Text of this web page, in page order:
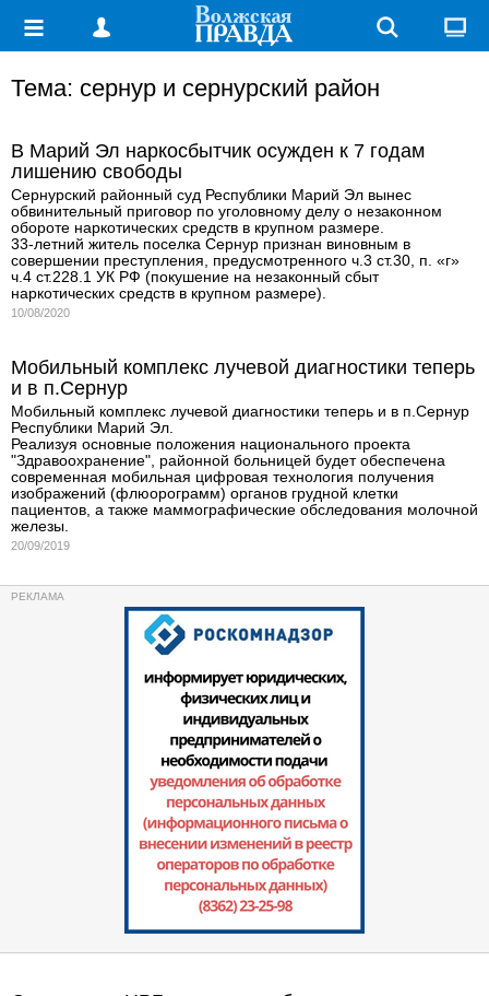
Тема: сернур и сернурский район
В Марий Эл наркосбытчик осужден к 7 годам
лишению свободы
Сернурский районный суд Республики Марий Эл вынес
обвинительный приговор по уголовному делу о незаконном
обороте наркотических средств в крупном размере.
33-летний житель поселка Сернур признан виновным в
совершении преступления, предусмотренного ч.3 ст.30, п. «г»
ч.4 ст.228.1 УК РФ (покушение на незаконный сбыт
наркотических средств в крупном размере).
10/08/2020
Мобильный комплекс лучевой диагностики теперь
и в п.Сернур
Мобильный комплекс лучевой диагностики теперь и в п.Сернур
Республики Марий Эл.
Реализуя основные положения национального проекта
"Здравоохранение", районной больницей будет обеспечена
современная мобильная цифровая технология получения
изображений (флюорограмм) органов грудной клетки
пациентов, а также маммографические обследования молочной
железы.
20/09/2019